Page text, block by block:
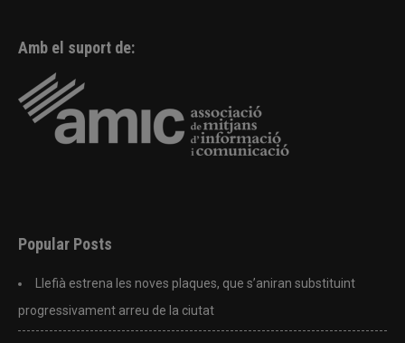
Amb el suport de:
Popular Posts
Llefià estrena les noves plaques, que s’aniran substituint
progressivament arreu de la ciutat